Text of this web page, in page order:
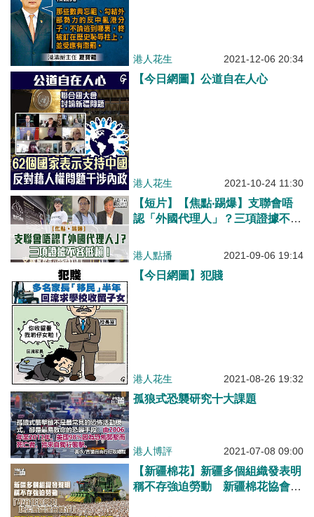
港人花生 2021-12-06 20:34
【今日網圖】公道自在人心
港人花生 2021-10-24 11:30
【短片】【焦點‧踢爆】支聯會唔
認「外國代理人」？三項證據不容
港人點播 2021-09-06 19:14
【今日網圖】犯賤
港人花生 2021-08-26 19:32
孤狼式恐襲研究十大課題
港人博評 2021-07-08 09:00
【新疆棉花】新疆多個組織發表明
稱不存強迫勞動 新疆棉花協會：